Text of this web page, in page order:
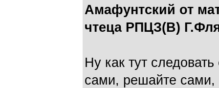
Амафунтский от
чтеца РПЦЗ(В)
Ну как тут
сами, решайте сами,